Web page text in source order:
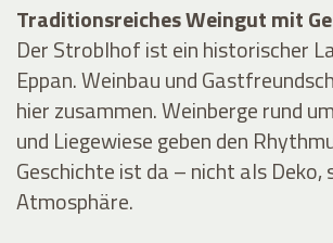
Traditionsreiches Weingut mit
Der Stroblhof ist ein historischer
Eppan. Weinbau und
hier zusammen. Weinberge rund
und Liegewiese geben den
Geschichte ist da – nicht als Deko,
Atmosphäre.